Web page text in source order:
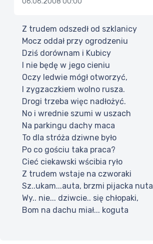
Z trudem odszedł od szklanicy
Mocz oddał przy ogrodzeniu
Dziś dorównam i Kubicy
I nie będę w jego cieniu
Oczy ledwie mógł otworzyć,
I zygzaczkiem wolno rusza.
Drogi trzeba więc nadłożyć.
No i wrednie szumi w uszach
Na parkingu dachy maca
To dla stróża dziwne było
Po co gościu taka praca?
Cieć ciekawski wścibia ryło
Z trudem wstaje na czworaki
Sz..ukam...auta, brzmi pijacka nuta
Wy.. nie... dziwcie.. się chłopaki,
Bom na dachu miał... koguta